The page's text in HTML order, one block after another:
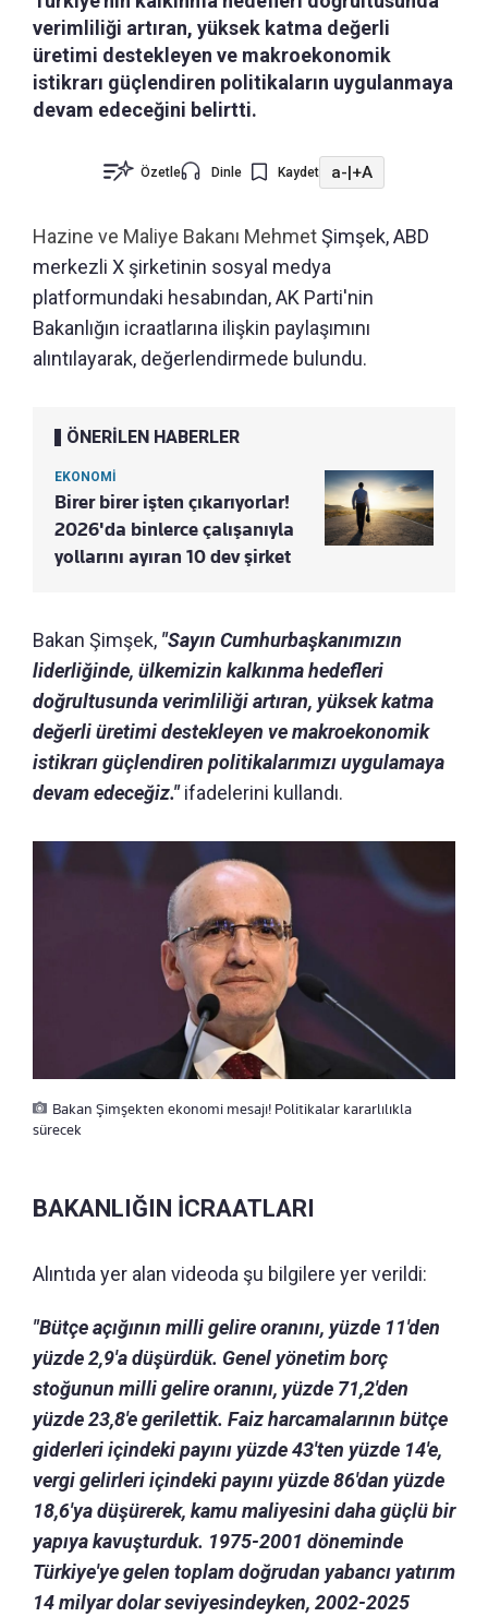
verimliliği artıran, yüksek katma değerli
üretimi destekleyen ve makroekonomik
istikrarı güçlendiren politikaların uygulanmaya
devam edeceğini belirtti.
Özetle Dinle Kaydet a-|+A
Hazine ve Maliye Bakanı MehmetŞimşek, ABD
merkezli X şirketinin sosyal medya
platformundaki hesabından, AK Parti'nin
Bakanlığın icraatlarına ilişkin paylaşımını
alıntılayarak, değerlendirmede bulundu.
ÖNERİLEN HABERLER
EKONOMİ
Birer birer işten çıkarıyorlar!
2026'da binlerce çalışanıyla
yollarını ayıran 10 dev şirket
Bakan Şimşek, "Sayın Cumhurbaşkanımızın
liderliğinde, ülkemizin kalkınma hedefleri
doğrultusunda verimliliği artıran, yüksek katma
değerli üretimi destekleyen ve makroekonomik
istikrarı güçlendiren politikalarımızı uygulamaya
devam edeceğiz."ifadelerini kullandı.
Bakan Şimşekten ekonomi mesajı! Politikalar kararlılıkla
sürecek
BAKANLIĞIN İCRAATLARI
Alıntıda yer alan videoda şu bilgilere yer verildi:
"Bütçe açığının milli gelire oranını, yüzde 11'den
yüzde 2,9'a düşürdük. Genel yönetim borç
stoğunun milli gelire oranını, yüzde 71,2'den
yüzde 23,8'e gerilettik. Faiz harcamalarının bütçe
giderleri içindeki payını yüzde 43'ten yüzde 14'e,
vergi gelirleri içindeki payını yüzde 86'dan yüzde
18,6'ya düşürerek, kamu maliyesini daha güçlü bir
yapıya kavuşturduk. 1975-2001 döneminde
Türkiye'ye gelen toplam doğrudan yabancı yatırım
14 milyar dolar seviyesindeyken, 2002-2025